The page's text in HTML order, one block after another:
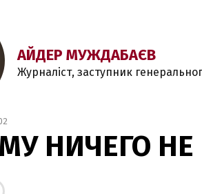
АЙДЕР МУЖДАБАЄВ
Журналіст, заступник
НИЧЕГО НЕ